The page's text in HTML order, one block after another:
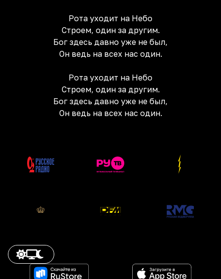
Рота уходит на Небо
Строем, один за другим.
Бог здесь давно уже не был,
Он ведь на всех нас один.
Рота уходит на Небо
Строем, один за другим.
Бог здесь давно уже не был,
Он ведь на всех нас один.